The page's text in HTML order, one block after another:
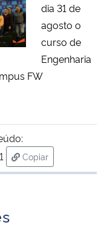
dia 31 de
agosto o
curso de
Engenharia
FW
Copiar
para área de